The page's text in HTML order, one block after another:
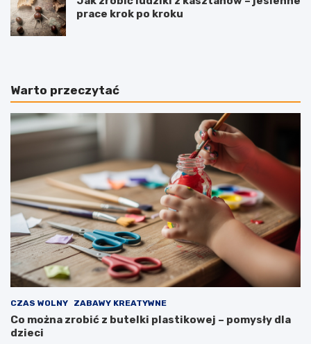
prace krok po kroku
Warto przeczytać
CZAS WOLNY ZABAWY KREATYWNE
Co można zrobić z butelki plastikowej – pomysły dla
dzieci